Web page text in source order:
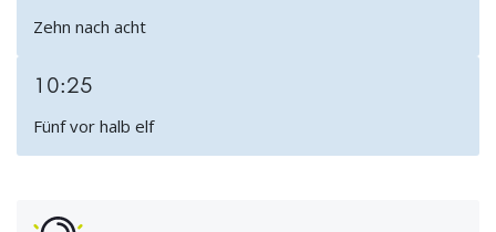
Zehn nach acht
10:25
Fünf vor halb elf